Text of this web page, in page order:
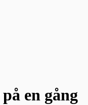
på en gång